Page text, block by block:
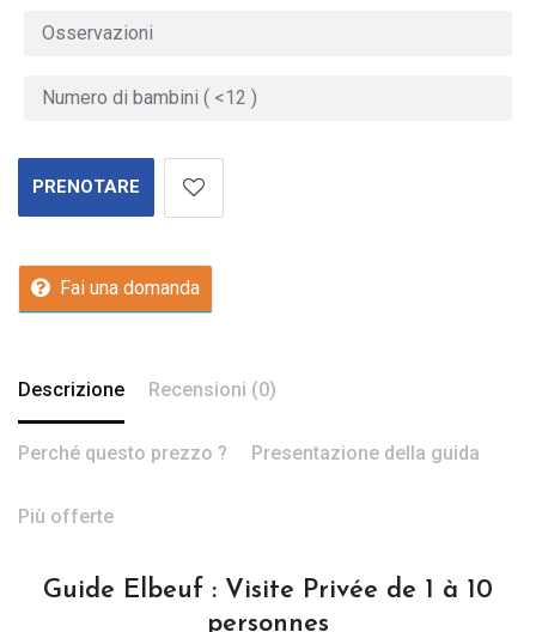
PRENOTARE
Fai una domanda
Descrizione Recensioni (0)
Perché questo prezzo ? Presentazione della guida
Più offerte
Guide Elbeuf : Visite Privée de 1 à 10
personnes